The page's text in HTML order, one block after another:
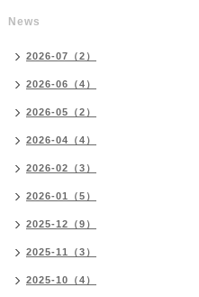
News
2026-07（2）
2026-06（4）
2026-05（2）
2026-04（4）
2026-02（3）
2026-01（5）
2025-12（9）
2025-11（3）
2025-10（4）